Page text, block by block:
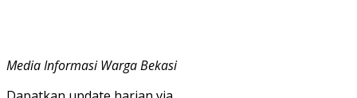
Media Informasi Warga Bekasi